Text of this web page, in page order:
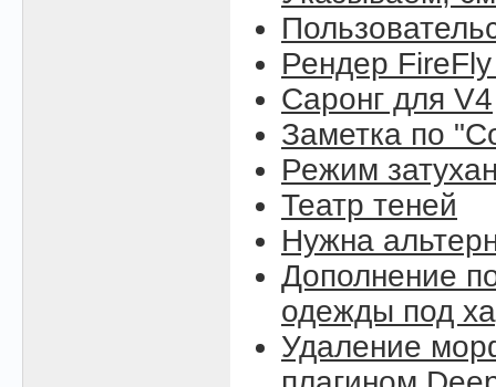
Рендер
Саронг для V4
Заметка по
Режим
Театр теней
Нужна
Дополнение
одежды под
Удаление